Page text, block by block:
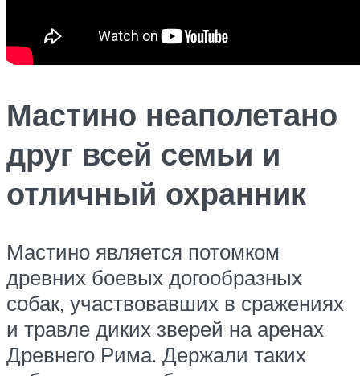
Мастино неаполетано
друг всей семьи и
отличный охранник
Мастино является потомком
древних боевых догообразных
собак, участвовавших в сражениях
и травле диких зверей на аренах
Древнего Рима. Держали таких